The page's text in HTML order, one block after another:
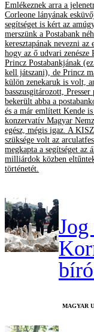
Emlékeznek arra a
Corleone lányának
segítséget is kért az
merszünk a Postabank
keresztapának nevezni
hogy az ő udvari zenésze
Princz Postabankjának
kell játszani), de Princz
külön zenekaruk is volt,
basszusgitározott,
bekerült abba a
és a már említett Kende
konzervatív Magyar
egész, mégis igaz. A
szüksége volt az
megkapta a segítséget
milliárdok közben
történetét.
MAGYAR